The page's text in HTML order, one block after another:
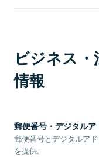
ビジネス
情報
郵便番号・デジタルア
郵便番号とデジタルア
を提供。